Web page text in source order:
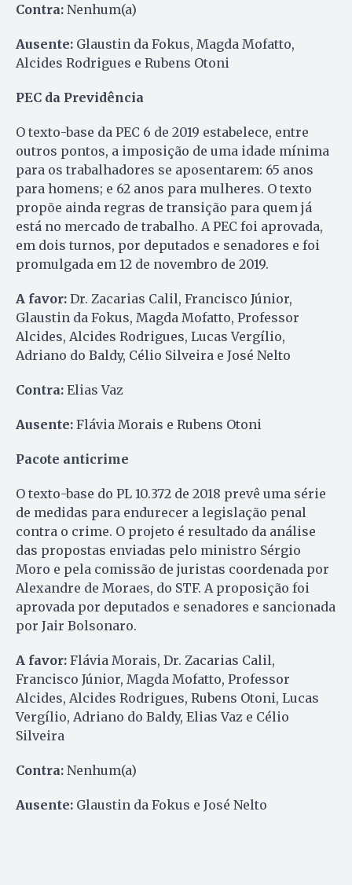
Contra: Nenhum(a)
Ausente: Glaustin da Fokus, Magda Mofatto,
Alcides Rodrigues e Rubens Otoni
PEC da Previdência
O texto-base da PEC 6 de 2019 estabelece, entre
outros pontos, a imposição de uma idade mínima
para os trabalhadores se aposentarem: 65 anos
para homens; e 62 anos para mulheres. O texto
propõe ainda regras de transição para quem já
está no mercado de trabalho. A PEC foi aprovada,
em dois turnos, por deputados e senadores e foi
promulgada em 12 de novembro de 2019.
A favor: Dr. Zacarias Calil, Francisco Júnior,
Glaustin da Fokus, Magda Mofatto, Professor
Alcides, Alcides Rodrigues, Lucas Vergílio,
Adriano do Baldy, Célio Silveira e José Nelto
Contra: Elias Vaz
Ausente: Flávia Morais e Rubens Otoni
Pacote anticrime
O texto-base do PL 10.372 de 2018 prevê uma série
de medidas para endurecer a legislação penal
contra o crime. O projeto é resultado da análise
das propostas enviadas pelo ministro Sérgio
Moro e pela comissão de juristas coordenada por
Alexandre de Moraes, do STF. A proposição foi
aprovada por deputados e senadores e sancionada
por Jair Bolsonaro.
A favor: Flávia Morais, Dr. Zacarias Calil,
Francisco Júnior, Magda Mofatto, Professor
Alcides, Alcides Rodrigues, Rubens Otoni, Lucas
Vergílio, Adriano do Baldy, Elias Vaz e Célio
Silveira
Contra: Nenhum(a)
Ausente: Glaustin da Fokus e José Nelto